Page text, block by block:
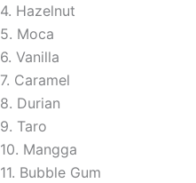
4. Hazelnut
5. Moca
6. Vanilla
7. Caramel
8. Durian
9. Taro
10. Mangga
11. Bubble Gum